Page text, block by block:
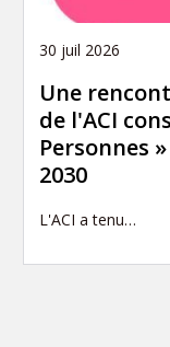
30 juil 2026
Une
de l'ACI
Personnes
2030
L'ACI a tenu…